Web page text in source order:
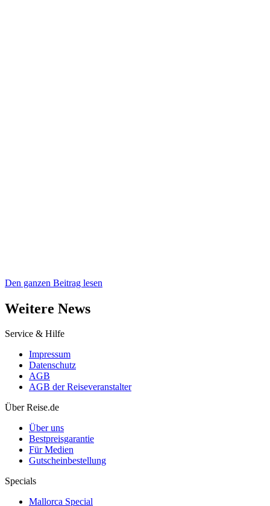
Den ganzen Beitrag lesen
Weitere News
Service & Hilfe
Impressum
Datenschutz
AGB
AGB der Reiseveranstalter
Über Reise.de
Über uns
Bestpreisgarantie
Für Medien
Gutscheinbestellung
Specials
Mallorca Special